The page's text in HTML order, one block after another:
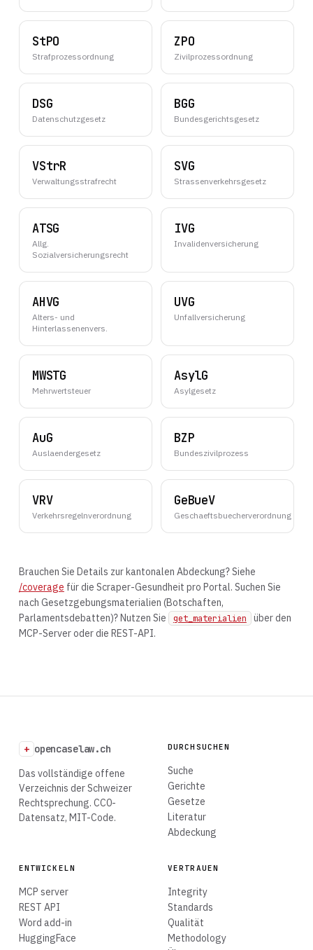
StPO
Strafprozessordnung
ZPO
Zivilprozessordnung
DSG
Datenschutzgesetz
BGG
Bundesgerichtsgesetz
VStrR
Verwaltungsstrafrecht
SVG
Strassenverkehrsgesetz
ATSG
Allg.
Sozialversicherungsrecht
IVG
Invalidenversicherung
AHVG
Alters- und
Hinterlassenenvers.
UVG
Unfallversicherung
MWSTG
Mehrwertsteuer
AsylG
Asylgesetz
AuG
Auslaendergesetz
BZP
Bundeszivilprozess
VRV
Verkehrsregelnverordnung
GeBueV
Geschaeftsbuecherverordnung
Brauchen Sie Details zur kantonalen Abdeckung? Siehe
/coverage für die Scraper-Gesundheit pro Portal. Suchen Sie
nach Gesetzgebungsmaterialien (Botschaften,
Parlamentsdebatten)? Nutzen Sie
get_materialien
über den
MCP-Server oder die REST-API.
+ opencaselaw.ch
Das vollständige offene
Verzeichnis der Schweizer
Rechtsprechung. CC0-
Datensatz, MIT-Code.
DURCHSUCHEN
Suche
Gerichte
Gesetze
Literatur
Abdeckung
ENTWICKELN
MCP server
REST API
Word add-in
HuggingFace
VERTRAUEN
Integrity
Standards
Qualität
Methodology